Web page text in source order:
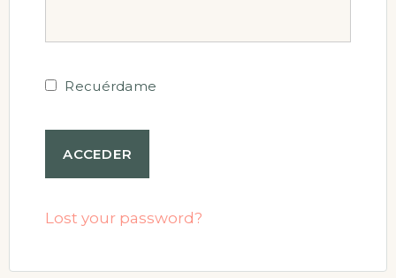
Recuérdame
Lost your password?